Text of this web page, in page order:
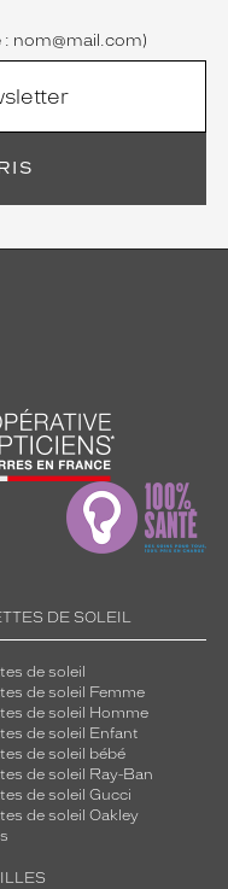
: nom@mail.com)
DE SOLEIL
de soleil
de soleil Femme
de soleil Homme
de soleil Enfant
de soleil bébé
de soleil Ray-Ban
de soleil Gucci
de soleil Oakley